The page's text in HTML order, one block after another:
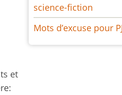
et
science-fiction
Mots d’excuse pour